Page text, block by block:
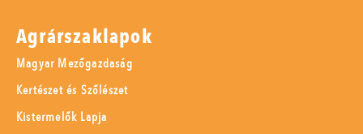
Agrárszaklapok
Magyar Mezőgazdaság
Kertészet és Szőlészet
Kistermelők Lapja